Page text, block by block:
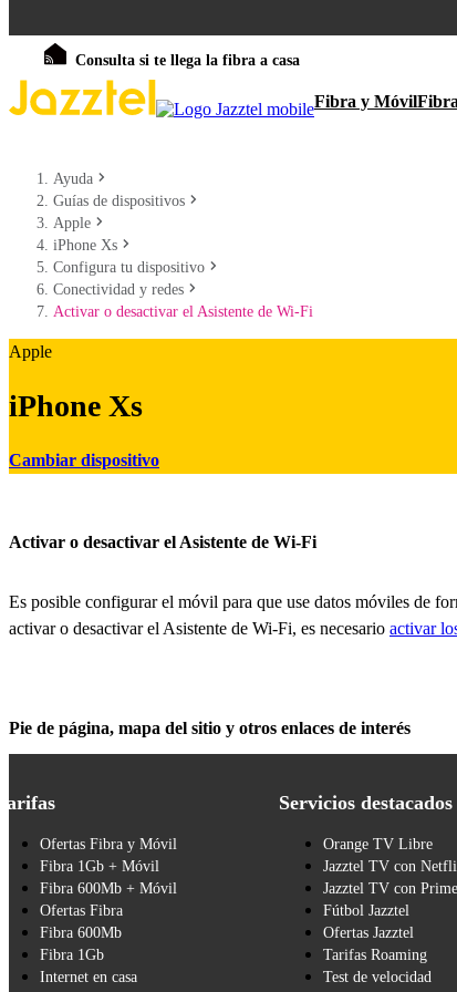
Consulta si te llega la fibra a casa
Fibra y MóvilFibra
Ayuda
Guías de dispositivos
Apple
iPhone Xs
Configura tu dispositivo
Conectividad y redes
Activar o desactivar el Asistente de Wi-Fi
Apple
iPhone Xs
Cambiar dispositivo
Activar o desactivar el Asistente de Wi-Fi
Es posible configurar el móvil para que use datos móviles de
activar o desactivar el Asistente de Wi-Fi, es necesario activar
Pie de página, mapa del sitio y otros enlaces de interés
Ofertas Fibra y Móvil
Fibra 1Gb + Móvil
Fibra 600Mb + Móvil
Ofertas Fibra
Fibra 600Mb
Fibra 1Gb
Internet en casa
Servicios destacados
Orange TV Libre
Jazztel TV con
Jazztel TV con
Fútbol Jazztel
Ofertas Jazztel
Tarifas Roaming
Test de velocidad